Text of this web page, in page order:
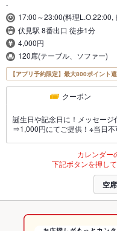
-
17:00～23:00(料理L.O.22:00,
伏見駅 8番出口 徒歩1分
4,000円
120席(テーブル、ソファー)
【アプリ予約限定】最大800ポイント
クーポン
誕生日や記念日に！メッセー
⇒1,000円にてご提供！※当日不
カレンダー
下記ボタンを押し
空